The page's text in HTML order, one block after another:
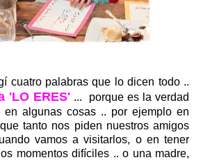
cuatro palabras que lo dicen todo ..
'LO ERES' ... porque es la verdad
en algunas cosas .. por ejemplo en
tanto nos piden nuestros amigos
vamos a visitarlos, o en tener
momentos difíciles .. o una madre,